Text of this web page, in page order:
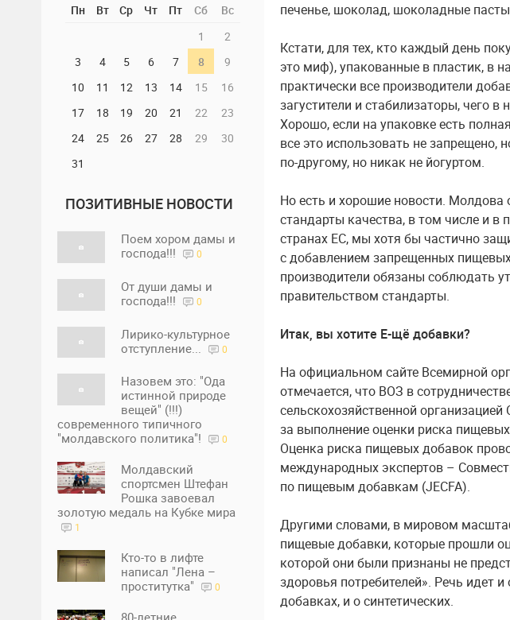
Пн
Вт Ср Чт Пт Сб
Вс
1
2
3
4 5 6 7 8
9
10
11 12 13 14 15
16
17
18 19 20 21 22
23
24
25 26 27 28 29
30
31
ПОЗИТИВНЫЕ НОВОСТИ
Поем хором дамы и
господа!!!
0
От души дамы и
господа!!!
0
Лирико-культурное
отступление...
0
Назовем это: "Ода
истинной природе
вещей" (!!!)
современного типичного
"молдавского политика"!
0
Молдавский
спортсмен Штефан
Рошка завоевал
золотую медаль на Кубке мира
1
Кто-то в лифте
написал "Лена –
проститутка"
0
печенье, шоколад, шоколадные
Кстати, для тех, кто каждый день
это миф), упакованные в пластик, в
практически все производители
загустители и стабилизаторы, чего
Хорошо, если на упаковке есть
все это использовать не запрещено,
по-другому, но никак не йогуртом.
Но есть и хорошие новости. Молдова
стандарты качества, в том числе и
странах ЕС, мы хотя бы частично
с добавлением запрещенных
производители обязаны соблюдать
правительством стандарты.
Итак, вы хотите Е-щё добавки?
На официальном сайте Всемирной
отмечается, что ВОЗ в
сельскохозяйственной
за выполнение оценки риска
Оценка риска пищевых добавок
международных экспертов –
по пищевым добавкам (JECFA).
Другими словами, в мировом
пищевые добавки, которые прошли
которой они были признаны не
здоровья потребителей». Речь идет
добавках, и о синтетических.